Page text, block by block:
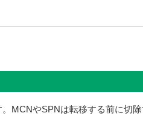
MCNやSPNは転移する前に切